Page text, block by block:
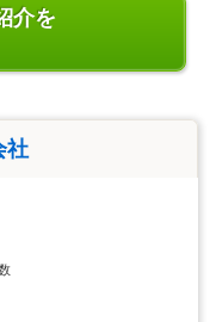
介を
社